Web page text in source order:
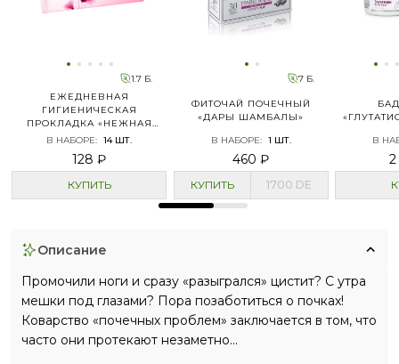
1.7 Б.
ЕЖЕДНЕВНАЯ
ГИГИЕНИЧЕСКАЯ
ПРОКЛАДКА «НЕЖНАЯ
ЗАБОТА»
В НАБОРЕ: 14 ШТ.
128 ₽
КУПИТЬ
7 Б.
ФИТОЧАЙ ПОЧЕЧНЫЙ
«ДАРЫ ШАМБАЛЫ»
В НАБОРЕ: 1 ШТ.
460 ₽
КУПИТЬ 1700 DE
В
описание
Промочили ноги и сразу «разыгрался» цистит? С утра
мешки под глазами? Пора позаботиться о почках!
Коварство «почечных проблем» заключается в том, что
часто они протекают незаметно...